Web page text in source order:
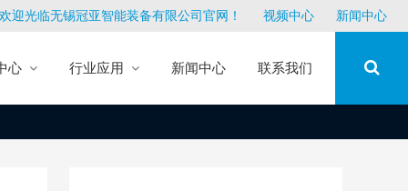
迎光临无锡冠亚智能装备有限公司官网！ 视频中心 新闻中心
心 行业应用 新闻中心 联系我们